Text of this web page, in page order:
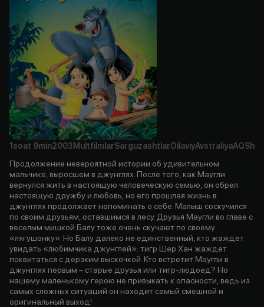
1soat 9min2003 MultfilmlarSarguzashtlarOilaviyAvstraliyaAQSh
Продолжение невероятной истории об удивительном
мальчике, выросшем в джунглях. После того, как Маугли
вернулся жить в настоящую человеческую семью, он обрел
настоящую дружбу и любовь, но его прошлая жизнь в
джунглях продолжает напоминать о себе. Малыш соскучился
по своим друзьям, оставшимся в лесу. Друзья Маугли во главе с
веселым мишкой Балу тоже очень скучают по своему
«лягушонку». Но Балу далеко не единственный, кто жаждет
увидать «любимчика джунглей»: тигр Шер Хан жаждет
поквитаться с дерзким выскочкой. Кто встретит Маугли в
джунглях первым – старые друзья или тигр-людоед? Но
нашему маленькому герою не привыкать к опасности, ведь из
самых сложных ситуаций он находит самый смешной и
оригинальный выход!